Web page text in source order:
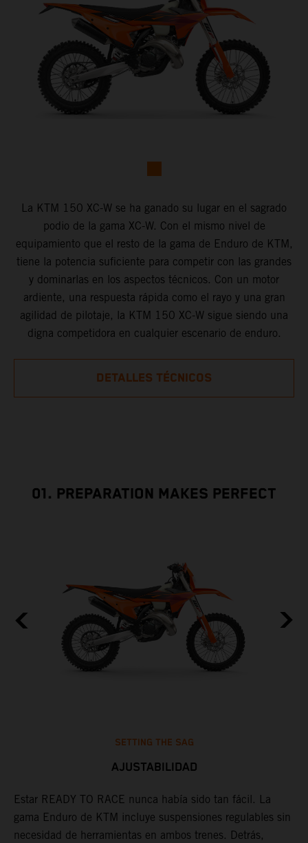
La KTM 150 XC-W se ha ganado su lugar en el sagrado
podio de la gama XC-W. Con el mismo nivel de
equipamiento que el resto de la gama de Enduro de KTM,
tiene la potencia suficiente para competir con las grandes
y dominarlas en los aspectos técnicos. Con un motor
ardiente, una respuesta rápida como el rayo y una gran
agilidad de pilotaje, la KTM 150 XC-W sigue siendo una
digna competidora en cualquier escenario de enduro.
DETALLES TÉCNICOS
01. PREPARATION MAKES PERFECT
SETTING THE SAG
AJUSTABILIDAD
Estar READY TO RACE nunca había sido tan fácil. La
gama Enduro de KTM incluye suspensiones regulables sin
necesidad de herramientas en ambos trenes. Detrás,